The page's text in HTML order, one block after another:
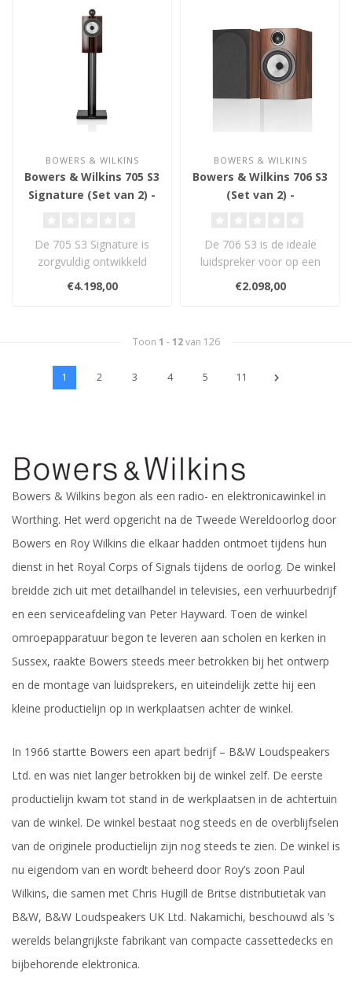
BOWERS & WILKINS
Bowers & Wilkins 705 S3
Signature (Set van 2) -
De 705 S3 Signature is
zorgvuldig ontwikkeld
geluidsweergave ..
€4.198,00
BOWERS & WILKINS
Bowers & Wilkins 706 S3
(Set van 2) -
De 706 S3 is de ideale
luidspreker voor op een
schitterende muzie..
€2.098,00
Toon 1 - 12van 126
1 2 3 4 5 11
Bowers & Wilkins begon als een radio- en elektronicawinkel in
Worthing. Het werd opgericht na de Tweede Wereldoorlog door
Bowers en Roy Wilkins die elkaar hadden ontmoet tijdens hun
dienst in het Royal Corps of Signals tijdens de oorlog. De winkel
breidde zich uit met detailhandel in televisies, een verhuurbedrijf
en een serviceafdeling van Peter Hayward. Toen de winkel
omroepapparatuur begon te leveren aan scholen en kerken in
Sussex, raakte Bowers steeds meer betrokken bij het ontwerp
en de montage van luidsprekers, en uiteindelijk zette hij een
kleine productielijn op in werkplaatsen achter de winkel.
In 1966 startte Bowers een apart bedrijf – B&W Loudspeakers
Ltd. en was niet langer betrokken bij de winkel zelf. De eerste
productielijn kwam tot stand in de werkplaatsen in de achtertuin
van de winkel. De winkel bestaat nog steeds en de overblijfselen
van de originele productielijn zijn nog steeds te zien. De winkel is
nu eigendom van en wordt beheerd door Roy’s zoon Paul
Wilkins, die samen met Chris Hugill de Britse distributietak van
B&W, B&W Loudspeakers UK Ltd. Nakamichi, beschouwd als ‘s
werelds belangrijkste fabrikant van compacte cassettedecks en
bijbehorende elektronica.